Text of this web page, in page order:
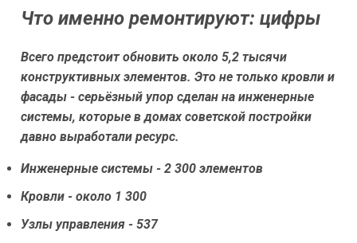
Что именно ремонтируют: цифры
Всего предстоит обновить около 5,2 тысячи
конструктивных элементов. Это не только кровли и
фасады - серьёзный упор сделан на инженерные
системы, которые в домах советской постройки
давно выработали ресурс.
Инженерные системы - 2 300 элементов
Кровли - около 1 300
Узлы управления - 537